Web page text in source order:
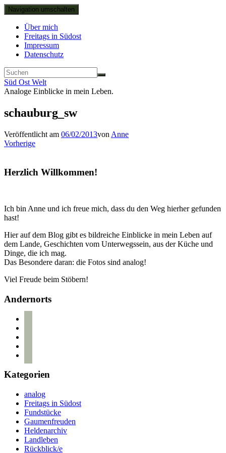
Navigation umschalten
Über mich
Freitags in Südost
Impressum
Datenschutz
Süd Ost Welt
Analoge Einblicke in mein Leben.
schauburg_sw
Veröffentlicht am 06/02/2013von Anne
Vorherige
Herzlich Willkommen!
Ich bin Anne und ich freue mich, dass du den Weg hierher gefunden
hast!
Hier auf dem Blog gibt es bildreiche Einblicke in mein Leben auf
dem Lande, Geschichten vom Unterwegssein, aus der Küche und
Dinge, die ich mag.
Das Besondere daran: die Fotos sind analog!
Viel Freude beim Stöbern!
Andernorts
Kategorien
analog
Freitags in Südost
Fundstücke
Gaumenfreuden
Heldenarchiv
Landleben
Rückblick/e